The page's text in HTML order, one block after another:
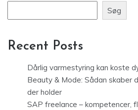
Søg
Recent Posts
Dårlig varmestyring kan koste
Beauty & Mode: Sådan skaber
der holder
SAP freelance – kompetencer,